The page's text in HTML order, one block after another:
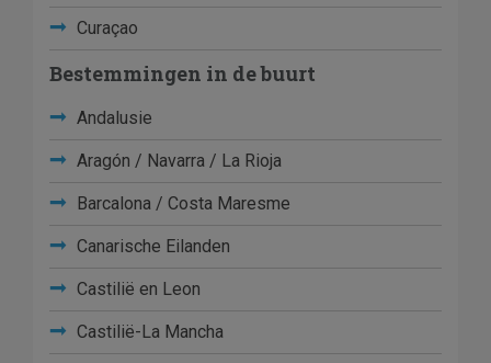
Curaçao
Bestemmingen in de buurt
Andalusie
Aragón / Navarra / La Rioja
Barcalona / Costa Maresme
Canarische Eilanden
Castilië en Leon
Castilië-La Mancha